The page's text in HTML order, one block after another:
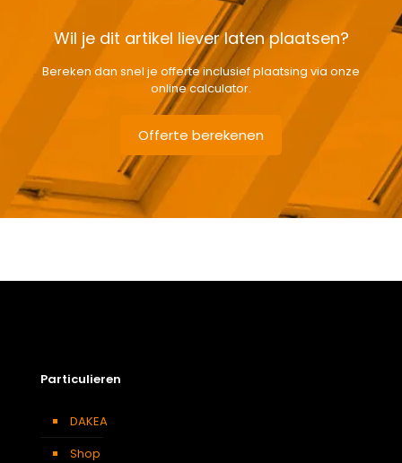
Wil je dit artikel liever laten plaatsen?
Bereken dan snel je offerte inclusief plaatsing via onze
online calculator.
Offerte berekenen
Particulieren
DAKEA
Shop